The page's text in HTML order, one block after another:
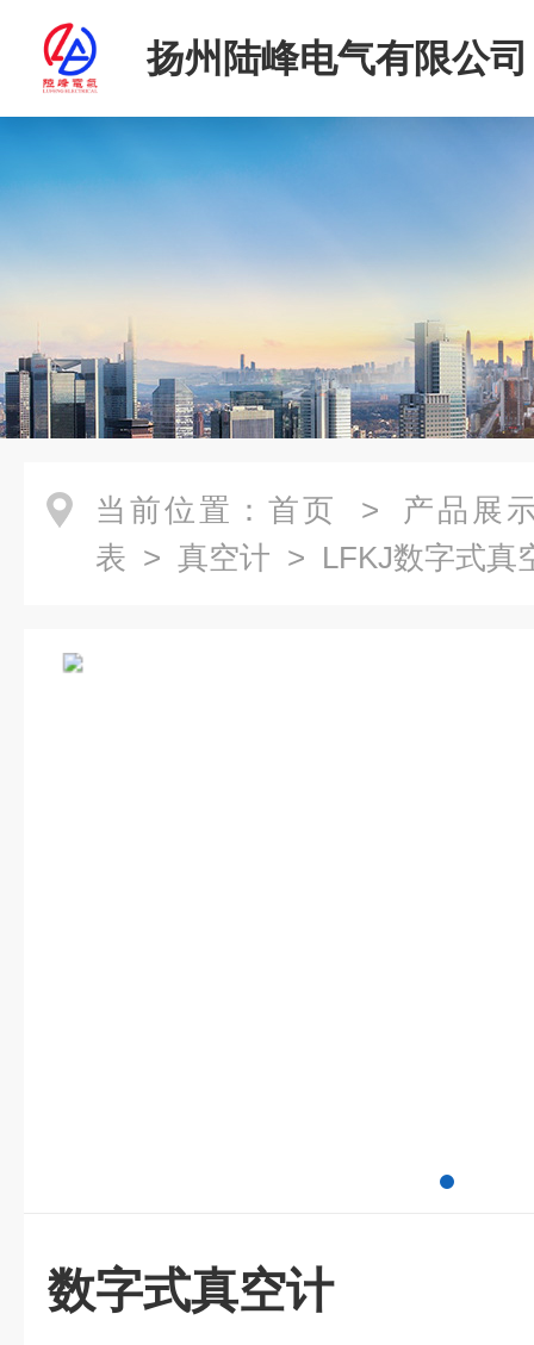
扬州陆峰电气有限公司
当前位置： 首页 > 产品展
表 > 真空计 > LFKJ数字式真
数字式真空计